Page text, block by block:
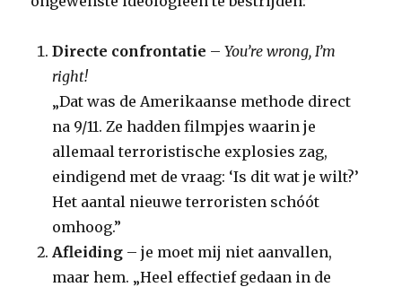
Directe confrontatie –You’re wrong, I’m
right!
„Dat was de Amerikaanse methode direct
na 9/11. Ze hadden filmpjes waarin je
allemaal terroristische explosies zag,
eindigend met de vraag: ‘Is dit wat je wilt?’
Het aantal nieuwe terroristen schóót
omhoog.”
Afleiding – je moet mij niet aanvallen,
maar hem. „Heel effectief gedaan in de